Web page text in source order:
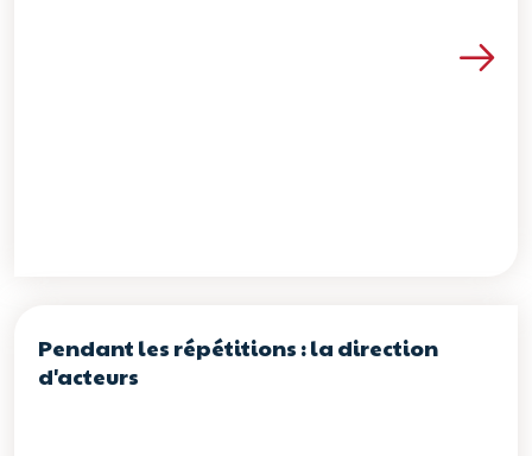
Voir les détails de la
Pendant les répétitions : la direction
d'acteurs